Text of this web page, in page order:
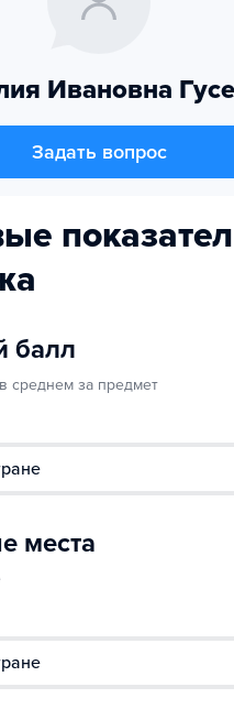
Ивановна
Задать вопрос
балл
среднем за предмет
места